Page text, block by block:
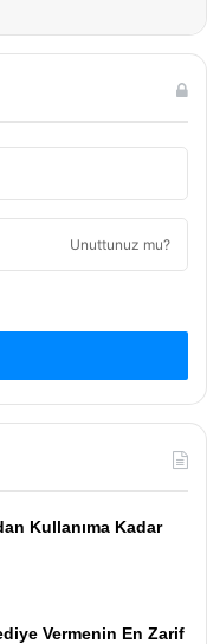
Unuttunuz mu?
Kullanıma Kadar
Vermenin En Zarif